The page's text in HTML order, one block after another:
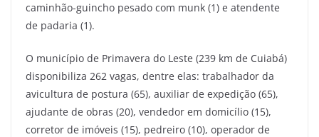
caminhão-guincho pesado com munk (1) e atendente
de padaria (1).
O município de Primavera do Leste (239 km de Cuiabá)
disponibiliza 262 vagas, dentre elas: trabalhador da
avicultura de postura (65), auxiliar de expedição (65),
ajudante de obras (20), vendedor em domicílio (15),
corretor de imóveis (15), pedreiro (10), operador de